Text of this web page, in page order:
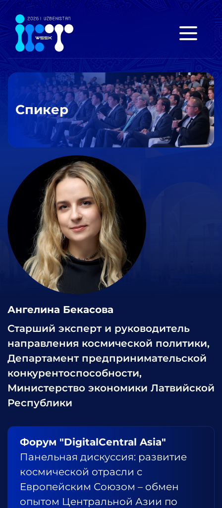
Спикер
Ангелина Бекасова
Старший эксперт и руководитель
направления космической политики,
Департамент предпринимательской
конкурентоспособности,
Министерство экономики Латвийской
Республики
Форум "DigitalCentral Asia"
Панельная дискуссия: развитие
космической отрасли с
Европейским Союзом – обмен
опытом Центральной Азии по